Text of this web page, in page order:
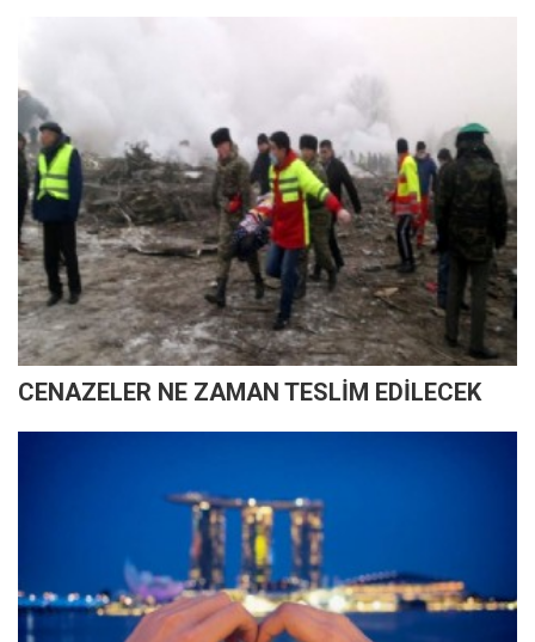
CENAZELER NE ZAMAN TESLİM EDİLECEK